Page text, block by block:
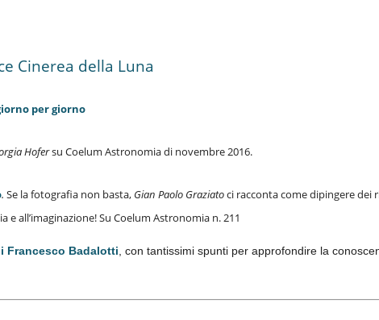
Cinerea della Luna
per giorno
Hofersu Coelum Astronomia di novembre 2016.
. Se la fotografia non basta, Gian Paolo Graziatoci racconta come dipingere dei
e all’imaginazione! Su Coelum Astronomia n. 211
Francesco Badalotti , con tantissimi spunti per approfondire la